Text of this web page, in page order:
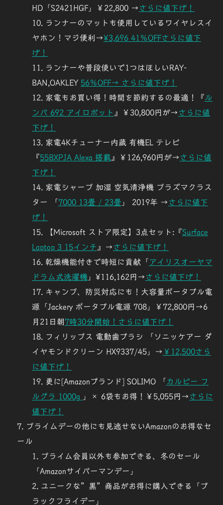
HD「S2421HGF」￥22,800 → さらに値下げ！
ランナーのマットも使用しているワイヤレスイ
ヤホン！マジ便利→¥3,696 41％OFFさらに値下
げ！
ランナーや普段使いで1つはほしいRAY-
BAN,OAKLEY 56％OFF→ さらに値下げ！
家電もお買い得！時間を節約するの最適！『ル
ンバ 692 アイロボット 』￥30,800円が→ さらに値
下げ！
家電4Kチューナー内蔵 有機EL テレビ
『55BXPJA Alexa 搭載 』￥126,960円が→ さらに値
下げ！
家電シャープ 加湿 空気清浄機 プラズマクラス
ター 「7000 13畳 / 23畳 」 2019年 → さらに値下
げ！
【Microsoft ストア限定】3点セット:『Surface
Laptop 3 15インチ 』→ さらに値下げ！
乾燥機能付きで時短に貢献「アイリスオーヤマ
ドラム式洗濯機 」¥116,162円→ さらに値下げ！
キャンプ、防災対応にも！大容量ポータブル電
源「Jackery ポータブル電源 708」￥72,800円→6
月21日朝7時30分開始！ さらに値下げ！
フィリップス 電動歯ブラシ 「ソニッケアー ダ
イヤモンドクリーン HX9337/45」→ ￥12,500さら
に値下げ！
更に[Amazonブランド] SOLIMO 「 カルビー フ
ルグラ 1000g
」× 6袋もお得！￥5,055円→ さらに
値下げ！
プライムデーの他にも見逃せないAmazonのお得なセ
ール
プライム 会員以外も参加できる、冬のセール
「Amazonサイバーマンデー 」
ユニークな”黒”商品がお得に購入できる「ブ
ラックフライデー 」